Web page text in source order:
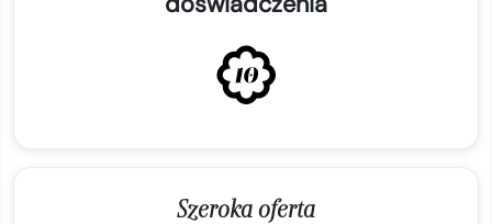
Szeroka oferta